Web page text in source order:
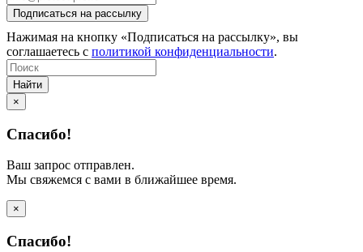
Нажимая на кнопку «Подписаться на рассылку», вы
соглашаетесь с политикой конфиденциальности.
Найти
×
Спасибо!
Ваш запрос отправлен.
Мы свяжемся с вами в ближайшее время.
×
Спасибо!